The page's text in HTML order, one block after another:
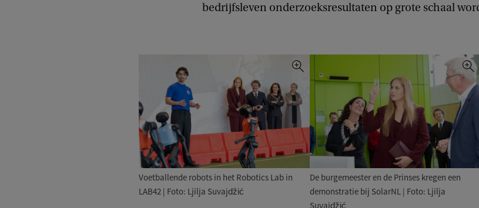
bedrijfsleven onderzoeksresultaten op grote schaal
Voetballende robots in het Robotics Lab in
LAB42 | Foto: Ljilja Suvajdžić
De burgemeester en de Prinses kregen een
demonstratie bij SolarNL | Foto: Ljilja
Suvajdžić